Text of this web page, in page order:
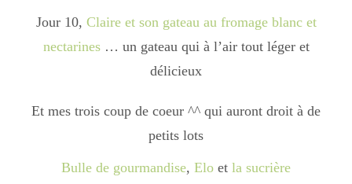
Jour 10, Claire et son gateau au fromage blanc et
nectarines… un gateau qui à l’air tout léger et
délicieux
Et mes trois coup de coeur ^^ qui auront droit à de
petits lots
Bulle de gourmandise, Elo et la sucrière